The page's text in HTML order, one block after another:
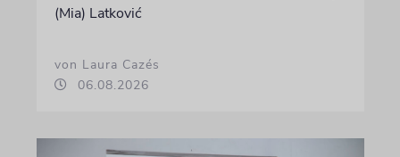
(Mia) Latković
von Laura Cazés
06.08.2026